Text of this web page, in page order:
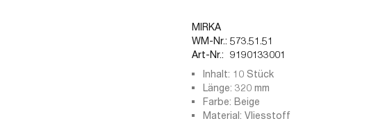
MIRKA
WM-Nr.: 573.51.51
Art-Nr.: 9190133001
Inhalt: 10 Stück
Länge: 320 mm
Farbe: Beige
Material: Vliesstoff